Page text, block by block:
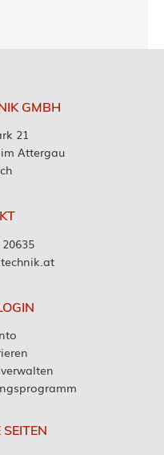
GMBH
21
Attergau